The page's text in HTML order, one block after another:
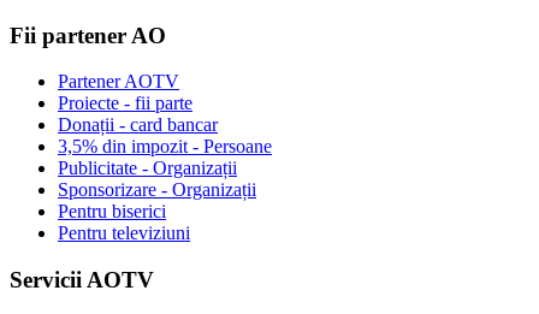
Fii partener AO
Partener AOTV
Proiecte - fii parte
Donații - card bancar
3,5% din impozit - Persoane
Publicitate - Organizații
Sponsorizare - Organizații
Pentru biserici
Pentru televiziuni
Servicii AOTV